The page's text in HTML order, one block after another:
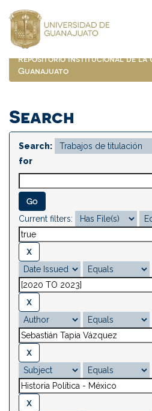
navigation
Repositorio Institucional de la
Guanajuato
Search
Search:
for
Current filters: